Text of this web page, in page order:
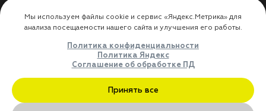
Использование
использования личных
Оферта
Доставка
Где купить
ДЛЯ ПАРТНЁРОВ